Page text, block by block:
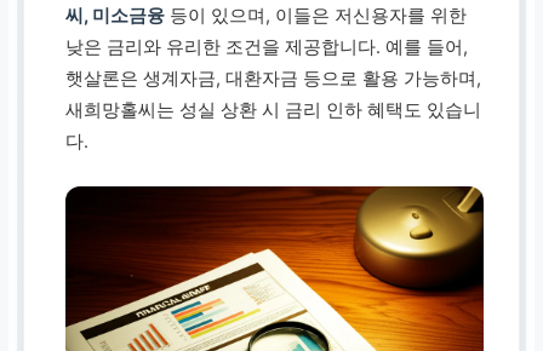
씨, 미소금융 등이 있으며, 이들은 저신용자를 위한
낮은 금리와 유리한 조건을 제공합니다. 예를 들어,
햇살론은 생계자금, 대환자금 등으로 활용 가능하며,
새희망홀씨는 성실 상환 시 금리 인하 혜택도 있습니
다.